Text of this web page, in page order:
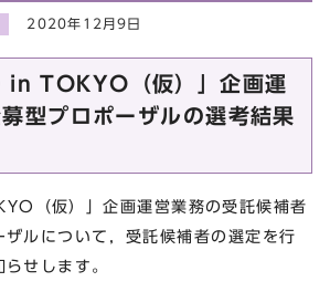
2020年12月9日
in TOKYO（仮）」企画運
型プロポーザルの選考結果
（仮）」企画運営業務の受託候補者
ザルについて，受託候補者の選定を行
せします。